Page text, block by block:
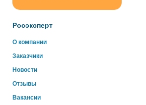
Росэксперт
О компании
Заказчики
Новости
Отзывы
Вакансии
online
Здравствуйте!
Свяжитесь с нами через WhatsApp
WhatsApp